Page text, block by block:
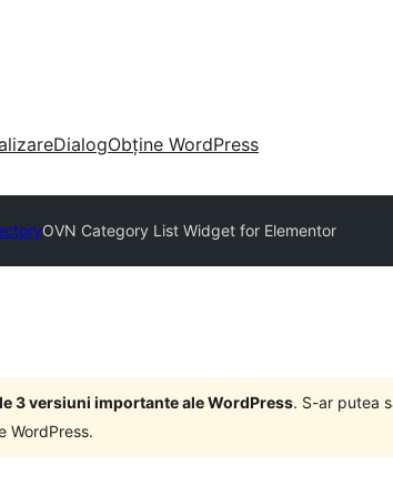
DialogObține WordPress
OVN Category List Widget for Elementor
3 versiuni importante ale WordPress. S-ar putea
WordPress.